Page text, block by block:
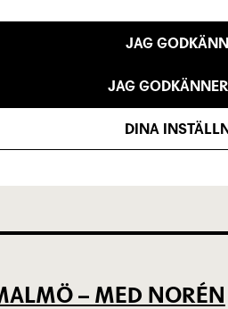
OCH
– MED NORÉN
JAG
JAG
DINA